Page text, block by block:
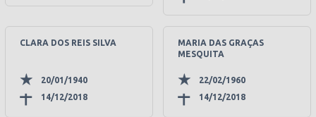
CLARA DOS REIS SILVA
20/01/1940
14/12/2018
MARIA DAS GRAÇAS
MESQUITA
22/02/1960
14/12/2018